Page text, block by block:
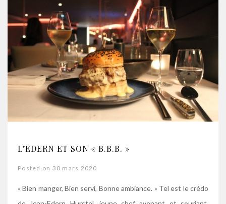
L’EDERN ET SON « B.B.B. »
Posted on 30 mars 2020
« Bien manger, Bien servi, Bonne ambiance. » Tel est le crédo